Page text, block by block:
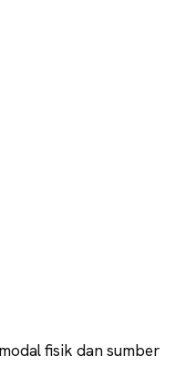
fisik dan sumber